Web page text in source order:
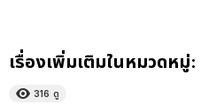
เรื่องเพิ่มเติมในหมวดหมู่:
316 ดู